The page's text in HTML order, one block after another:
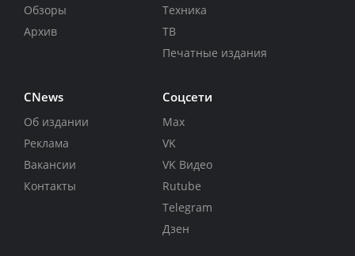
Обзоры
Архив
Техника
ТВ
Печатные издания
CNews
Об издании
Реклама
Вакансии
Контакты
Соцсети
Max
VK
VK Видео
Rutube
Telegram
Дзен